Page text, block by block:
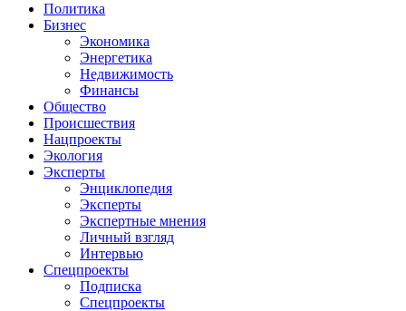
Политика
Бизнес
Экономика
Энергетика
Недвижимость
Финансы
Общество
Происшествия
Нацпроекты
Экология
Эксперты
Энциклопедия
Эксперты
Экспертные мнения
Личный взгляд
Интервью
Спецпроекты
Подписка
Спецпроекты